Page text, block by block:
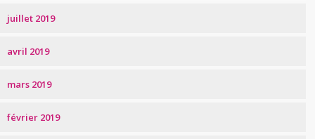
juillet 2019
avril 2019
mars 2019
février 2019